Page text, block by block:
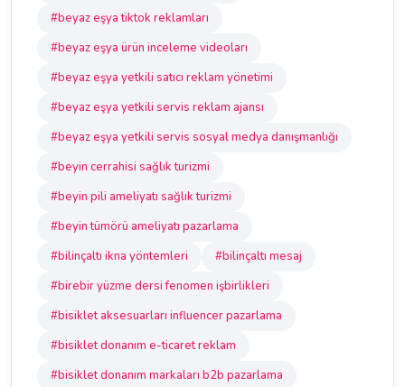
#beyaz eşya tiktok reklamları
#beyaz eşya ürün inceleme videoları
#beyaz eşya yetkili satıcı reklam yönetimi
#beyaz eşya yetkili servis reklam ajansı
#beyaz eşya yetkili servis sosyal medya danışmanlığı
#beyin cerrahisi sağlık turizmi
#beyin pili ameliyatı sağlık turizmi
#beyin tümörü ameliyatı pazarlama
#bilinçaltı ikna yöntemleri
#bilinçaltı mesaj
#birebir yüzme dersi fenomen işbirlikleri
#bisiklet aksesuarları influencer pazarlama
#bisiklet donanım e-ticaret reklam
#bisiklet donanım markaları b2b pazarlama